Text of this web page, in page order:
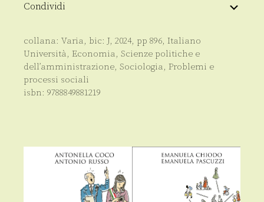
Condividi
collana: Varia, bic: J, 2024, pp 896, Italiano
Università, Economia, Scienze politiche e
dell’amministrazione, Sociologia, Problemi e
processi sociali
isbn: 9788849881219